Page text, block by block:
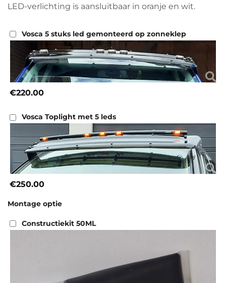
LED-verlichting is aansluitbaar in oranje en wit.
Vosca 5 stuks led gemonteerd op zonneklep
€220.00
Vosca Toplight met 5 leds
€250.00
Montage optie
Constructiekit 50ML